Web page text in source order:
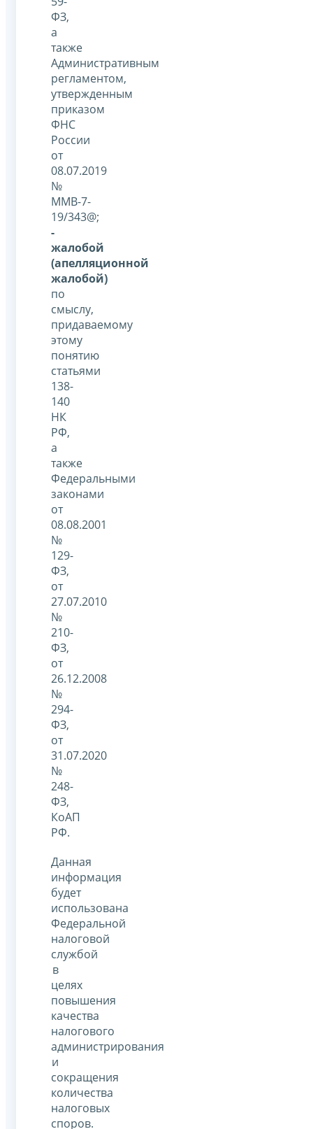
ФЗ,
а
также
Административным
регламентом,
утвержденным
приказом
ФНС
России
от
08.07.2019
№
ММВ-7-
19/343@;
-
жалобой
(апелляционной
жалобой)
по
смыслу,
придаваемому
этому
понятию
статьями
138-
140
НК
РФ,
а
также
Федеральными
законами
от
08.08.2001
№
129-
ФЗ,
от
27.07.2010
№
210-
ФЗ,
от
26.12.2008
№
294-
ФЗ,
от
31.07.2020
№
248-
ФЗ,
КоАП
РФ.
Данная
информация
будет
использована
Федеральной
налоговой
службой
в
целях
повышения
качества
налогового
администрирования
и
сокращения
количества
налоговых
споров.